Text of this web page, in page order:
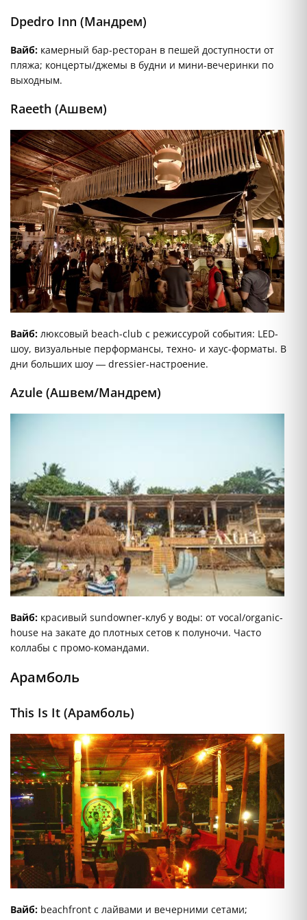
Dpedro Inn (Мандрем)
Вайб: камерный бар-ресторан в пешей доступности от
пляжа; концерты/джемы в будни и мини-вечеринки по
выходным.
Raeeth (Ашвем)
Вайб: люксовый beach-club с режиссурой события: LED-
шоу, визуальные перформансы, техно- и хаус-форматы. В
дни больших шоу — dressier-настроение.
Azule (Ашвем/Мандрем)
Вайб: красивый sundowner-клуб у воды: от vocal/organic-
house на закате до плотных сетов к полуночи. Часто
коллабы с промо-командами.
Арамболь
This Is It (Арамболь)
Вайб: beachfront c лайвами и вечерними сетами;